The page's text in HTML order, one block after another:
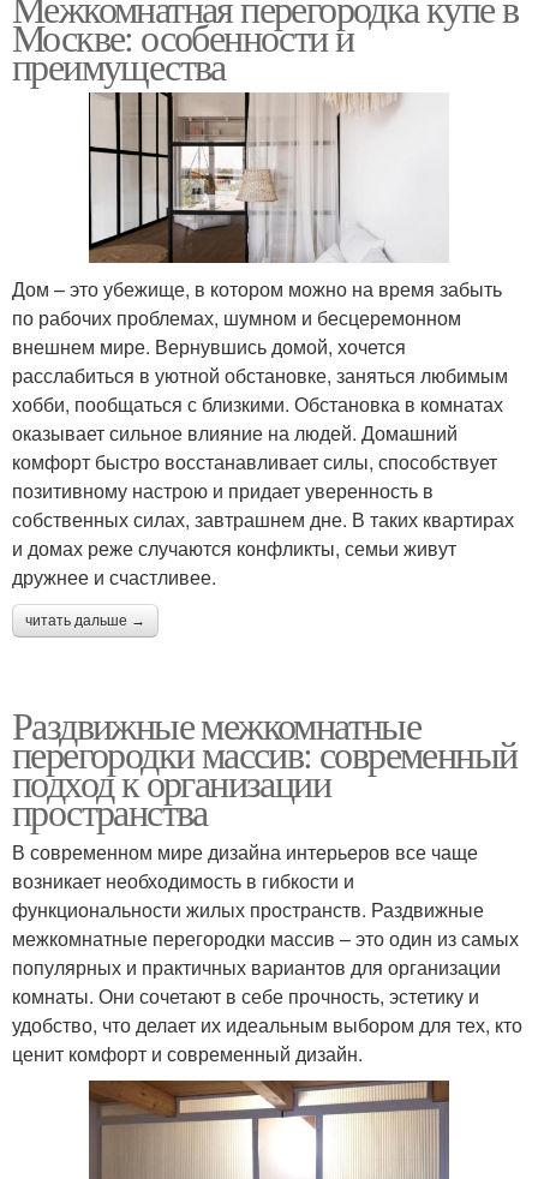
Москве: особенности и
преимущества
Дом – это убежище, в котором можно на время забыть
по рабочих проблемах, шумном и бесцеремонном
внешнем мире. Вернувшись домой, хочется
расслабиться в уютной обстановке, заняться любимым
хобби, пообщаться с близкими. Обстановка в комнатах
оказывает сильное влияние на людей. Домашний
комфорт быстро восстанавливает силы, способствует
позитивному настрою и придает уверенность в
собственных силах, завтрашнем дне. В таких квартирах
и домах реже случаются конфликты, семьи живут
дружнее и счастливее.
читать дальше →
Раздвижные межкомнатные
перегородки массив: современный
подход к организации
пространства
В современном мире дизайна интерьеров все чаще
возникает необходимость в гибкости и
функциональности жилых пространств. Раздвижные
межкомнатные перегородки массив – это один из самых
популярных и практичных вариантов для организации
комнаты. Они сочетают в себе прочность, эстетику и
удобство, что делает их идеальным выбором для тех, кто
ценит комфорт и современный дизайн.